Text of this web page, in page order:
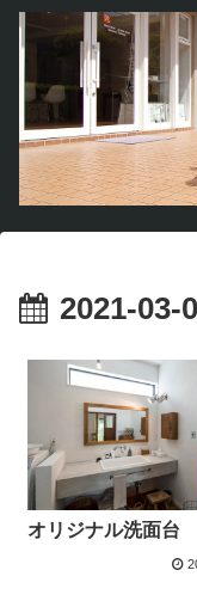
2021-03-
オリジナル洗面台